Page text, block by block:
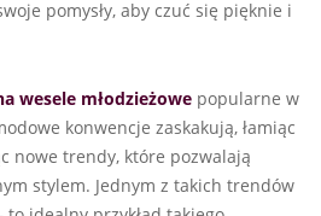
pomysły, aby czuć się pięknie i
wesele młodzieżowe popularne w
konwencje zaskakują, łamiąc
nowe trendy, które pozwalają
stylem. Jednym z takich trendów